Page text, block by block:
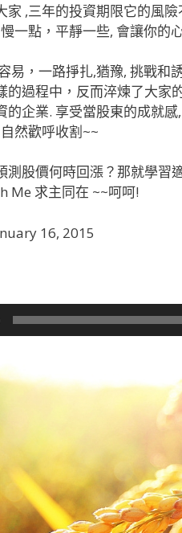
家 ,三年的投資期限它的風
一點，平靜一些, 會讓你的
易，一路掙扎,猶豫, 挑戰和
的過程中，反而淬煉了大家
的企業. 享受當股東的成就
然歡呼收割~~
測股價何時回漲？那就學習
Me 求主同在 ~~呵呵!
16, 2015